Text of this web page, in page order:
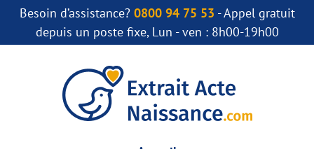
Besoin d’assistance? 0800 94 75 53 - Appel gratuit
depuis un poste fixe, Lun - ven : 8h00-19h00